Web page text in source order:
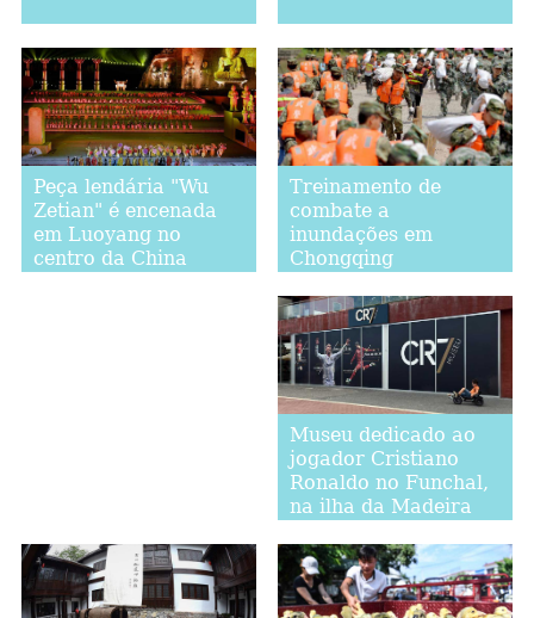
Peça lendária "Wu
Zetian" é encenada
em Luoyang no
centro da China
Treinamento de
combate a
inundações em
Chongqing
Museu dedicado ao
jogador Cristiano
Ronaldo no Funchal,
na ilha da Madeira